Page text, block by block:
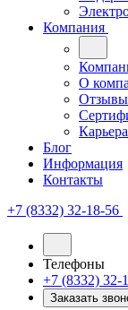
Компания
О
Отзывы
Карьера
Блог
Информация
Контакты
+7 (8332) 32-18-56
Телефоны
+7 (8332) 32-
Заказать